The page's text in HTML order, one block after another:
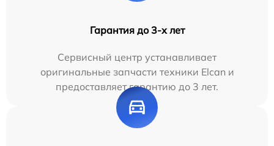
Гарантия до 3-х лет
Сервисный центр устанавливает
оригинальные запчасти техники Elcan и
предоставляет гарантию до 3 лет.